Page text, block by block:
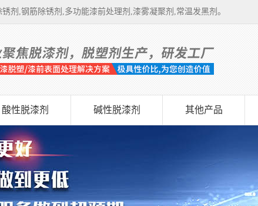
剂,钢筋除锈剂,多功能漆前处理剂,漆雾凝聚剂,常温发黑剂。
酸性脱漆剂 碱性脱漆剂 其他产品